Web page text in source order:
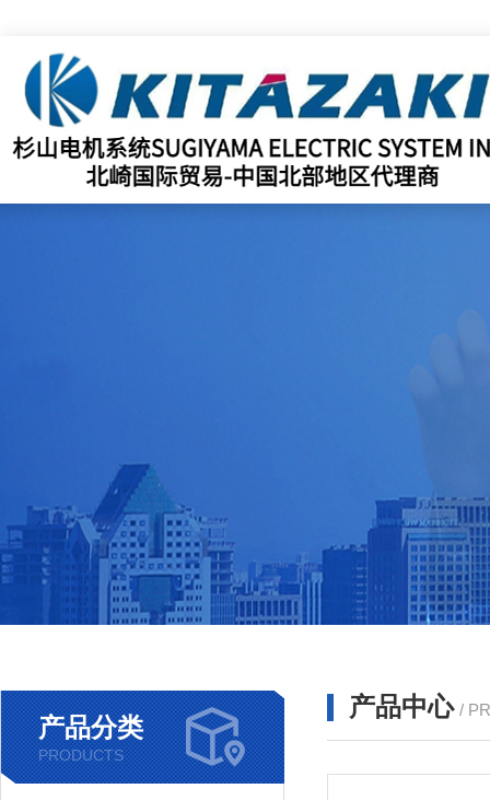
产品分类
PRODUCTS
产品中心 /